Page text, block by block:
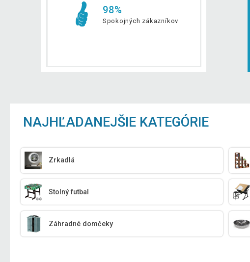
98%
Spokojných zákazníkov
NAJHĽADANEJŠIE KATEGÓRIE
Zrkadlá
Stolný futbal
Záhradné domčeky